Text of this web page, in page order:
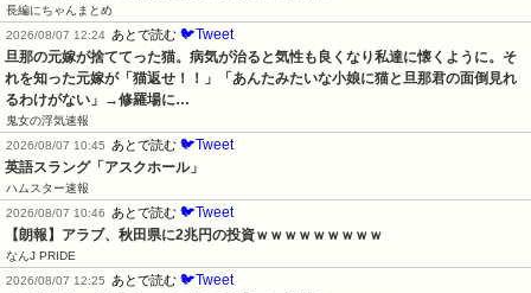
長編にちゃんまとめ
2026/08/07 12:24 あとで読む 🐦Tweet
旦那の元嫁が捨ててった猫。病気が治ると気性も良くなり私達に懐くように。そ
れを知った元嫁が「猫返せ！！」「あんたみたいな小娘に猫と旦那君の面倒見れ
るわけがない」→修羅場に…
鬼女の浮気速報
2026/08/07 10:45 あとで読む 🐦Tweet
英語スラング「アスクホール」
ハムスター速報
2026/08/07 10:46 あとで読む 🐦Tweet
【朗報】アラブ、秋田県に2兆円の投資ｗｗｗｗｗｗｗｗｗ
なんJ PRIDE
2026/08/07 12:25 あとで読む 🐦Tweet